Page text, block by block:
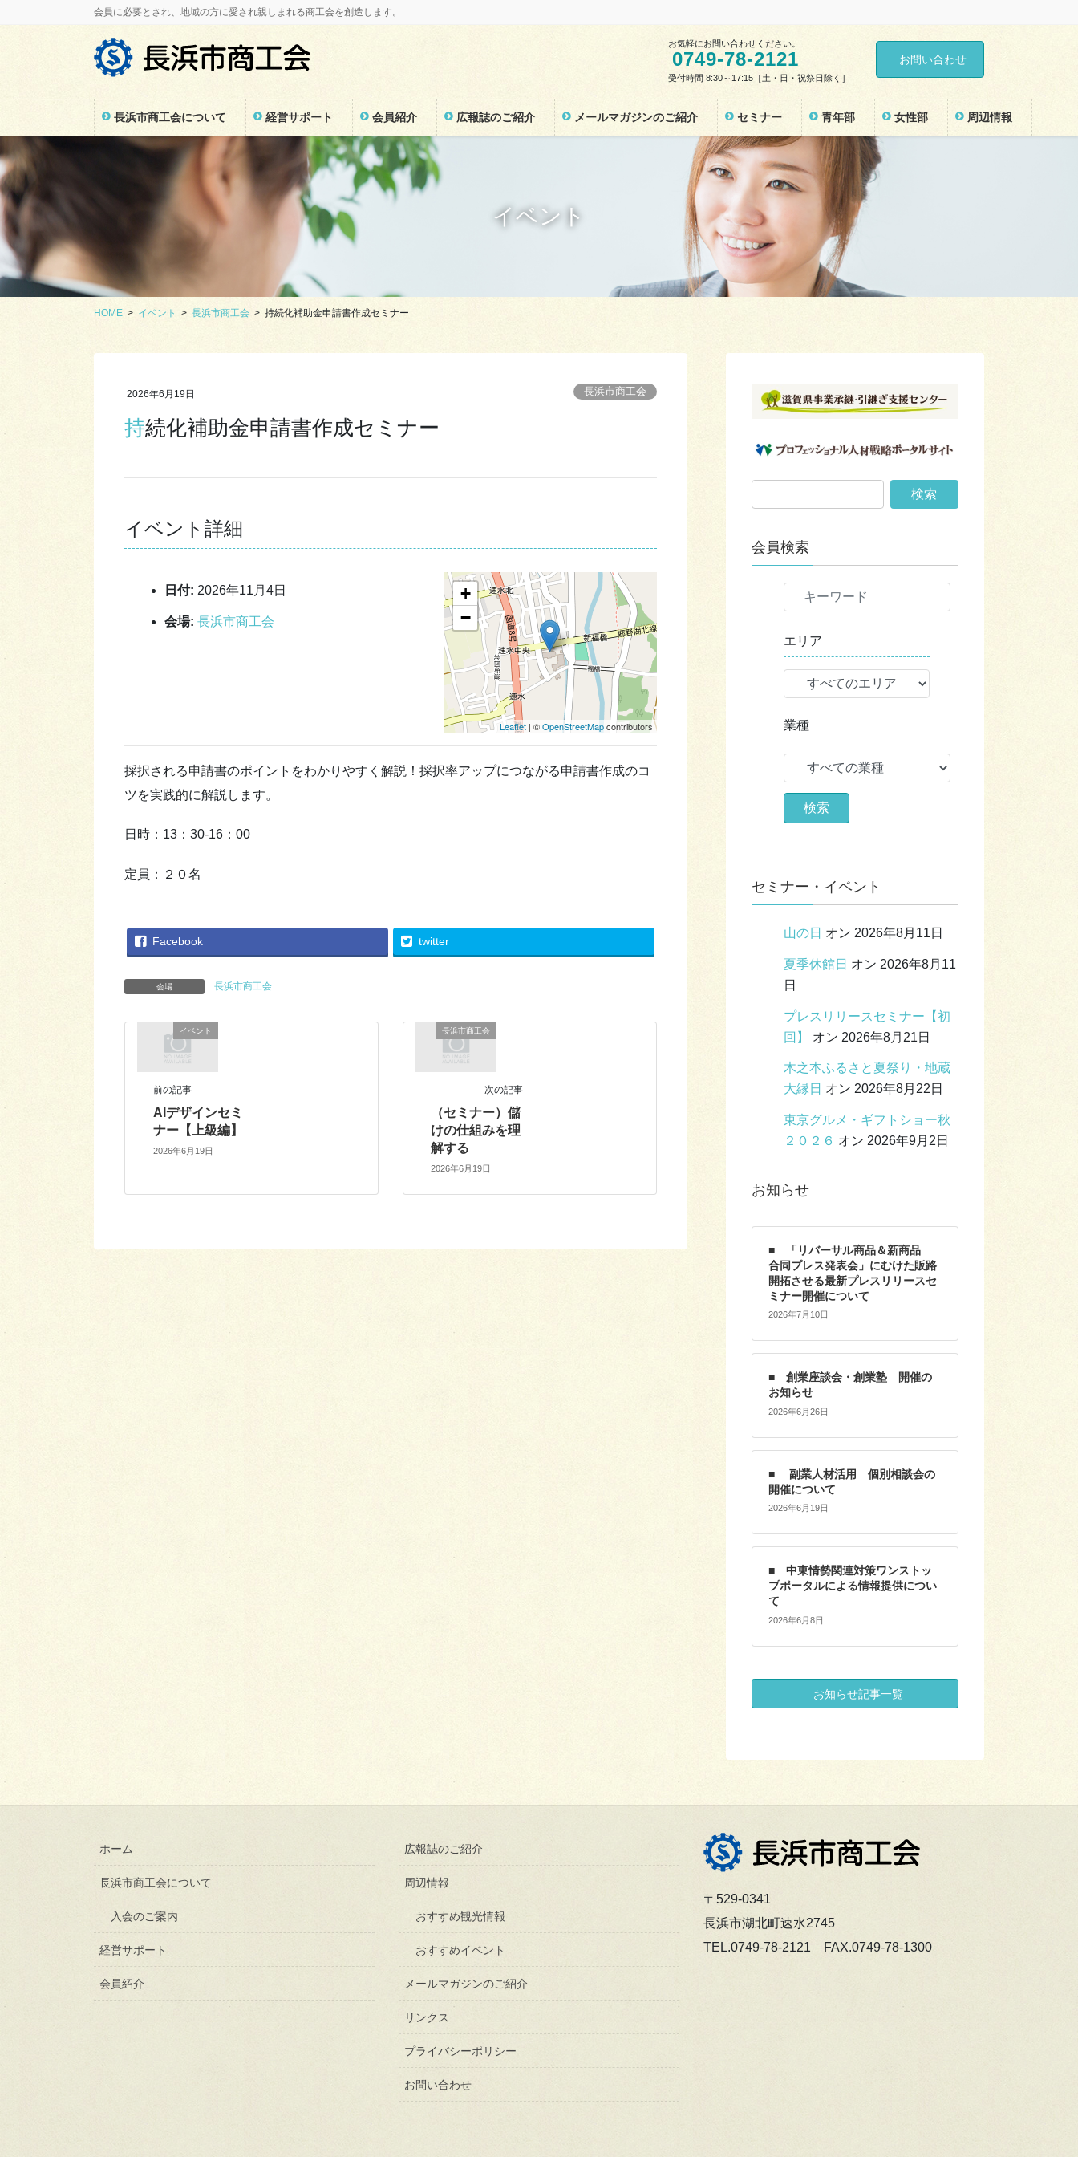
ン
ビ
移
動
会員に必要とされ、地域の方に愛され親しまれる商工会を創造します。
お気軽にお問い合わせください。
0749-78-2121
受付時間 8:30～17:15［土・日・祝祭日除く］
お問い合わせ
長浜市商工会について 経営サポート 会員紹介 広報誌のご紹介 メールマガジンのご紹介 セミナー 青年部 女性部 周辺情報
イベント
HOME イベント 長浜市商工会 持続化補助金申請書作成セミナー
2026年6月19日 長浜市商工会
持続化補助金申請書作成セミナー
イベント詳細
日付: 2026年11月4日
会場: 長浜市商工会
+
−
Leaflet| ©OpenStreetMapcontributors
採択される申請書のポイントをわかりやすく解説！採択率アップにつながる申請書作成のコ
ツを実践的に解説します。
日時：13：30-16：00
定員：２０名
Facebook twitter
会場 長浜市商工会
イベント
前の記事
AIデザインセミ
ナー【上級編】
2026年6月19日
長浜市商工会
次の記事
（セミナー）儲
けの仕組みを理
解する
2026年6月19日
会員検索
エリア
業種
セミナー・イベント
山の日 オン 2026年8月11日
夏季休館日 オン 2026年8月11
日
プレスリリースセミナー【初
回】
オン 2026年8月21日
木之本ふるさと夏祭り・地蔵
大縁日 オン 2026年8月22日
東京グルメ・ギフトショー秋
２０２６ オン 2026年9月2日
お知らせ
■ 「リバーサル商品＆新商品
合同プレス発表会」にむけた販路
開拓させる最新プレスリリースセ
ミナー開催について
2026年7月10日
■ 創業座談会・創業塾 開催の
お知らせ
2026年6月26日
■ 副業人材活用 個別相談会の
開催について
2026年6月19日
■ 中東情勢関連対策ワンストッ
プポータルによる情報提供につい
て
2026年6月8日
お知らせ記事一覧
ホーム
長浜市商工会について
入会のご案内
経営サポート
会員紹介
広報誌のご紹介
周辺情報
おすすめ観光情報
おすすめイベント
メールマガジンのご紹介
リンクス
プライバシーポリシー
お問い合わせ
〒529-0341
長浜市湖北町速水2745
TEL.0749-78-2121 FAX.0749-78-1300